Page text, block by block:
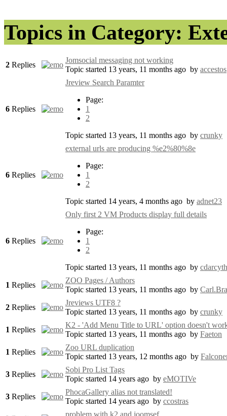
Topics in Category:
2 Replies
Jomsocial messaging not working
Topic started 13 years, 11 months ago by accestos
6 Replies
Jreview Search Paramter
Page:
1
2
Topic started 13 years, 11 months ago by crunky
6 Replies
external urls are producing %e2%80%8e
Page:
1
2
Topic started 14 years, 4 months ago by adnet23
6 Replies
Only first 2 VM Products display full details
Page:
1
2
Topic started 13 years, 11 months ago by
1 Replies
ZOO Pages / Authors
Topic started 13 years, 11 months ago by
2 Replies
Jreviews UTF8 ?
Topic started 13 years, 11 months ago by crunky
1 Replies
K2 - 'Add Menu Title to URL' option doesn't
Topic started 13 years, 11 months ago by Faeton
1 Replies
Zoo URL duplication
Topic started 13 years, 12 months ago by
3 Replies
Sobi Pro List Tags
Topic started 14 years ago by eMOTIVe
3 Replies
PhocaGallery alias not translated!
Topic started 14 years ago by ccostras